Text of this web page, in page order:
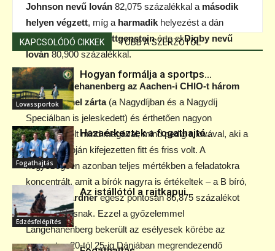
Johnson nevű lován 82,075 százalékkal a második
helyen végzett, míg a harmadik helyezést a dán
Nathalie zu Sayn-Wittgensteinérte elDigby nevű
lován80,900 százalékkal.
Helen Langehanenberg az Aachen-i CHIO-t három
győzelemmel zárta(a Nagydíjban és a Nagydíj
Speciálban is jeleskedett) és érthetően nagyon
elégedett volt mind magával, mind pedig a lovával, aki a
verseny napján kifejezetten fitt és friss volt. A
négyszögben azonban teljes mértékben a feladatokra
koncentrált, amit a bírók nagyra is értékeltek – a B bíró,
Andrew Gardneregész pontosan 86,875 százalékot
adott a párosnak. Ezzel a győzelemmel
Langehanenberg bekerült az esélyesek körébe az
augusztus 20-tól 25-ig Dániában megrendezendő
KAPCSOLÓDÓ CIKKEK TÖBB A SZERZŐTŐL
Lovassportok
Hogyan formálja a sportps...
Fogathajtás
Hazaérkeztek a fogathajtó...
Edzésfelépítés
Az istállótól a rajtkapui...